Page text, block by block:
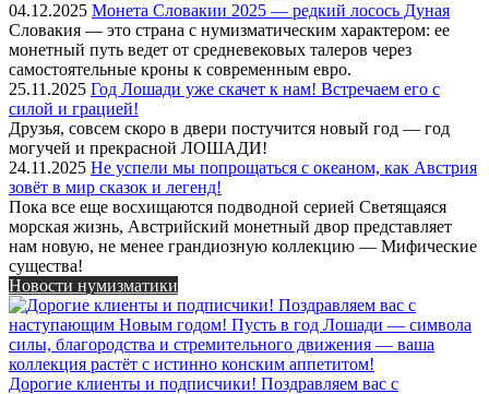
04.12.2025 Монета Словакии 2025 — редкий лосось Дуная
Словакия — это страна с нумизматическим характером: ее
монетный путь ведет от средневековых талеров через
самостоятельные кроны к современным евро.
25.11.2025 Год Лошади уже скачет к нам! Встречаем его с
силой и грацией!
Друзья, совсем скоро в двери постучится новый год — год
могучей и прекрасной ЛОШАДИ!
24.11.2025 Не успели мы попрощаться с океаном, как Австрия
зовёт в мир сказок и легенд!
Пока все еще восхищаются подводной серией Светящаяся
морская жизнь, Австрийский монетный двор представляет
нам новую, не менее грандиозную коллекцию — Мифические
существа!
Новости нумизматики
Дорогие клиенты и подписчики! Поздравляем вас с